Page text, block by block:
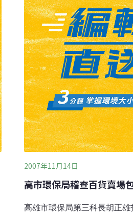
2007年11月14日
高市環保局稽查百貨賣場
高雄市環保局第三科長胡正